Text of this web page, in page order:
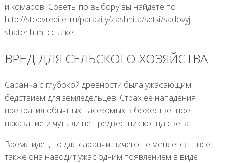
и комаров! Советы по выбору вы найдете по
http://stopvreditel.ru/parazity/zashhita/setki/sadovyj-
shater.html ссылке.
ВРЕД ДЛЯ СЕЛЬСКОГО ХОЗЯЙСТВА
Саранча с глубокой древности была ужасающим
бедствием для земледельцев. Страх ее нападения
превратил обычных насекомых в божественное
наказание и чуть ли не предвестник конца света.
Время идет, но для саранчи ничего не меняется – все
также она наводит ужас одним появлением в виде